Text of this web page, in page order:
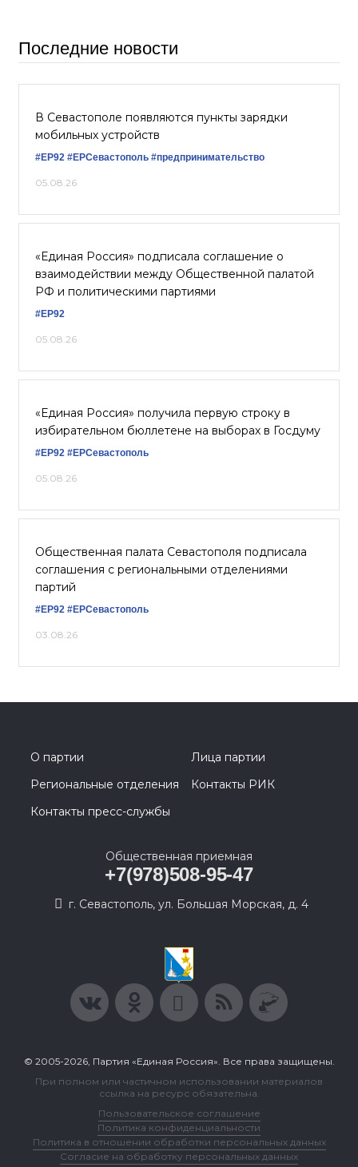
Последние новости
В Севастополе появляются пункты зарядки
мобильных устройств
#ЕР92 #ЕРСевастополь #предпринимательство
05.08.26
«Единая Россия» подписала соглашение о
взаимодействии между Общественной палатой
РФ и политическими партиями
#ЕР92
05.08.26
«Единая Россия» получила первую строку в
избирательном бюллетене на выборах в Госдуму
#ЕР92 #ЕРСевастополь
05.08.26
Общественная палата Севастополя подписала
соглашения с региональными отделениями
партий
#ЕР92 #ЕРСевастополь
03.08.26
О партии
Лица партии
Региональные отделения
Контакты РИК
Контакты пресс-службы
Общественная приемная
+7(978)508-95-47
г. Севастополь, ул. Большая Морская, д. 4
© 2005-2026, Партия «Единая Россия». Все права защищены.
При полном или частичном использовании материалов
ссылка на ресурс обязательна.
Пользовательское соглашение
Политика конфиденциальности
Политика в отношении обработки персональных данных
Согласие на обработку персональных данных